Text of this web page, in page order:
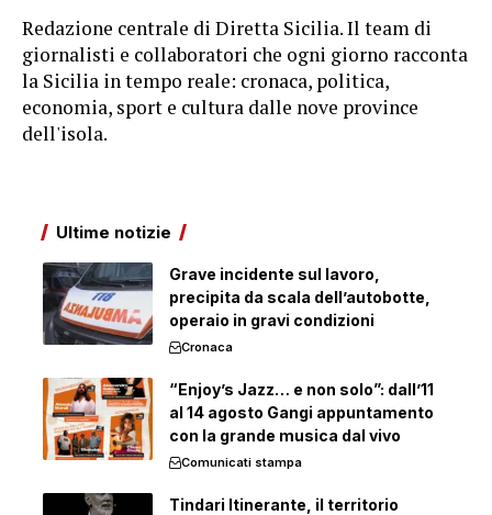
Redazione centrale di Diretta Sicilia. Il team di
giornalisti e collaboratori che ogni giorno racconta
la Sicilia in tempo reale: cronaca, politica,
economia, sport e cultura dalle nove province
dell'isola.
Ultime notizie
Grave incidente sul lavoro,
precipita da scala dell’autobotte,
operaio in gravi condizioni
Cronaca
“Enjoy’s Jazz… e non solo”: dall’11
al 14 agosto Gangi appuntamento
con la grande musica dal vivo
Comunicati stampa
Tindari Itinerante, il territorio